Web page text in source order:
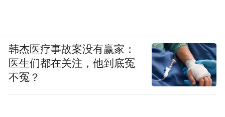
韩杰医疗事故案没有赢家：
医生们都在关注，他到底冤
不冤？